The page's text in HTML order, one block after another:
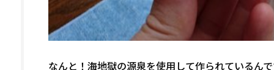
なんと！海地獄の源泉を使用して作られているん